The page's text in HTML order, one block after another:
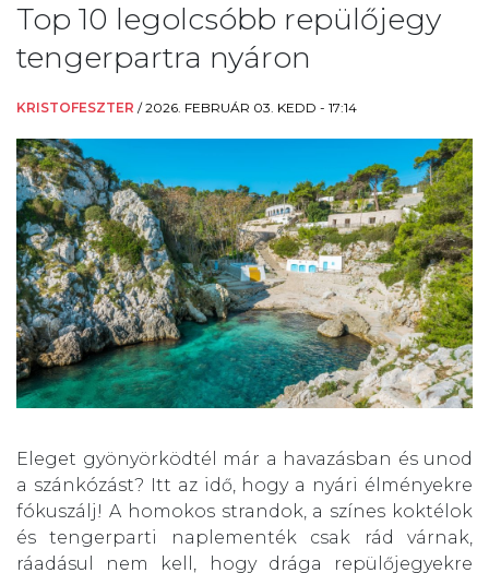
Top 10 legolcsóbb repülőjegy
tengerpartra nyáron
KRISTOFESZTER /2026. FEBRUÁR 03. KEDD - 17:14
Eleget gyönyörködtél már a havazásban és unod
a szánkózást? Itt az idő, hogy a nyári élményekre
fókuszálj! A homokos strandok, a színes koktélok
és tengerparti naplementék csak rád várnak,
ráadásul nem kell, hogy drága repülőjegyekre